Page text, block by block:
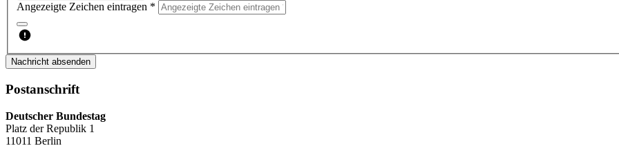
Angezeigte Zeichen eintragen *
Nachricht absenden
Postanschrift
Deutscher Bundestag
Platz der Republik 1
11011 Berlin